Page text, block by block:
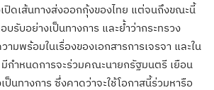
ปิดเส้นทางส่งออกกุ้งของไทย แต่จนถึงขณะนี้
บรับอย่างเป็นทางการ และย้ำว่ากระทรวง
มพร้อมในเรื่องของเอกสารการเจรจา และใน
กำหนดการจะร่วมคณะนายกรัฐมนตรี เยือน
ป็นทางการ ซึ่งคาดว่าจะใช้โอกาสนี้ร่วมหารือ